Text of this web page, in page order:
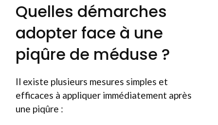
Quelles démarches
adopter face à une
piqûre de méduse ?
Il existe plusieurs mesures simples et
efficaces à appliquer immédiatement après
une piqûre :